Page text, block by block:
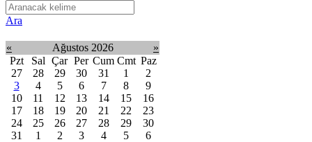
Ara
« Ağustos 2026
»
Pzt
Sal Çar Per Cum Cmt Paz
27
28 29 30 31 1
2
3
4 5 6 7 8
9
10
11 12 13 14 15
16
17
18 19 20 21 22
23
24
25 26 27 28 29
30
31
1 2 3 4 5 6